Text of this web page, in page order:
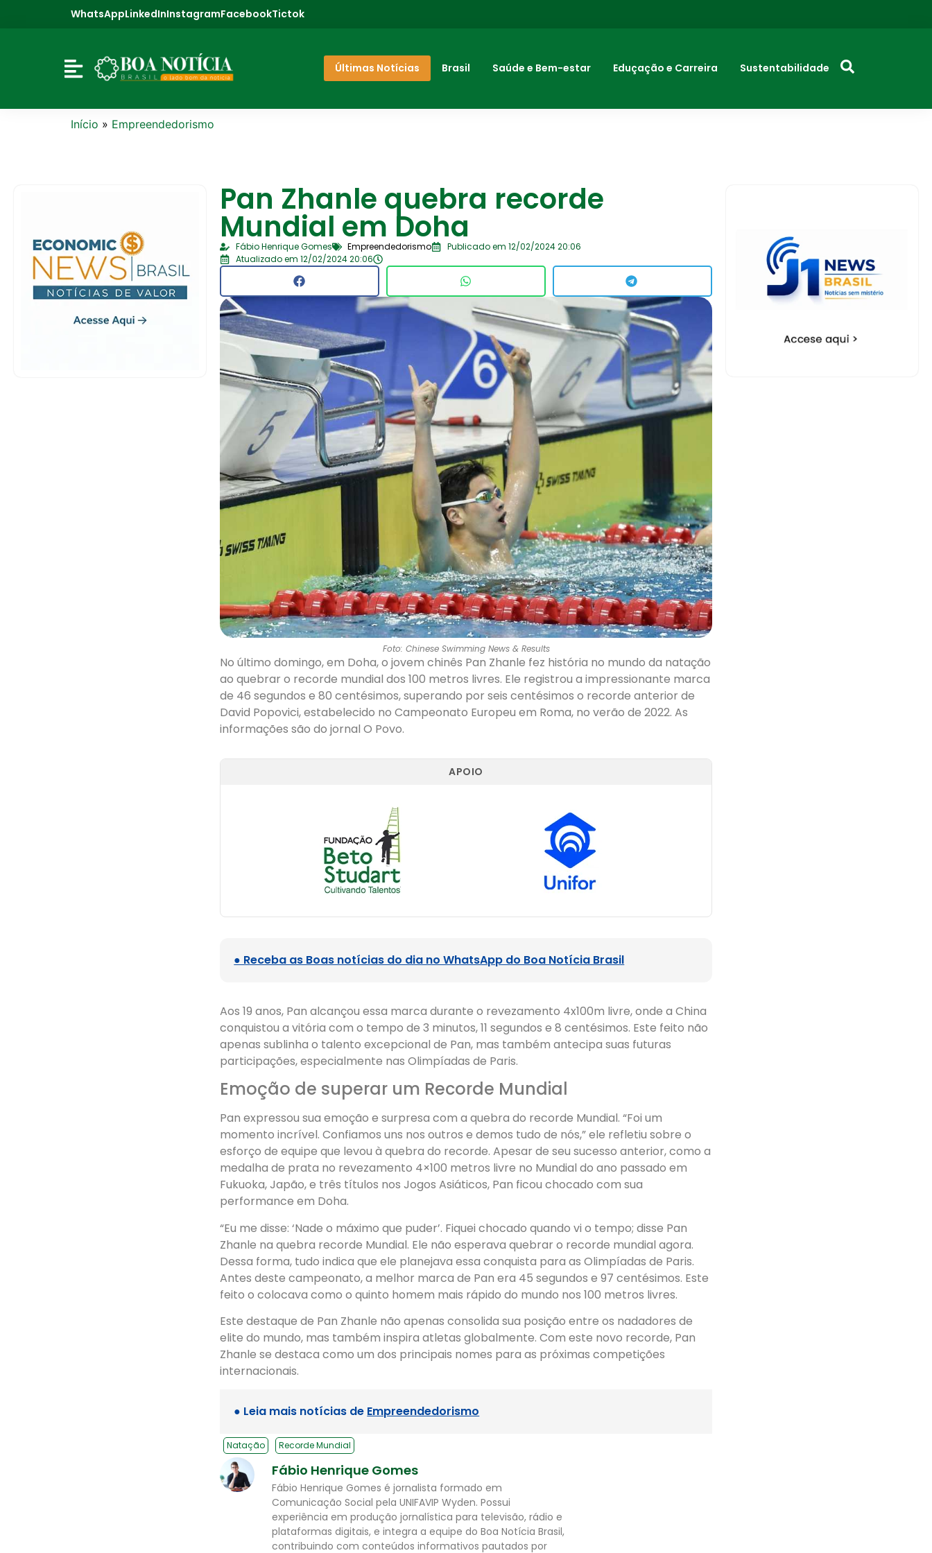
WhatsAppLinkedInInstagramFacebookTictok
Últimas Notícias Brasil Saúde e Bem-estar Eduçação e Carreira Sustentabilidade
Início » Empreendedorismo
Pan Zhanle quebra recorde
Mundial em Doha
Fábio Henrique Gomes Empreendedorismo
Publicado em 12/02/2024 20:06
Atualizado em 12/02/2024 20:06
Foto: Chinese Swimming News & Results
No último domingo, em Doha, o jovem chinês Pan Zhanle fez história no mundo da natação
ao quebrar o recorde mundial dos 100 metros livres. Ele registrou a impressionante marca
de 46 segundos e 80 centésimos, superando por seis centésimos o recorde anterior de
David Popovici, estabelecido no Campeonato Europeu em Roma, no verão de 2022. As
informações são do jornal O Povo.
APOIO
● Receba as Boas notícias do dia no WhatsApp do Boa Notícia Brasil
Aos 19 anos, Pan alcançou essa marca durante o revezamento 4x100m livre, onde a China
conquistou a vitória com o tempo de 3 minutos, 11 segundos e 8 centésimos. Este feito não
apenas sublinha o talento excepcional de Pan, mas também antecipa suas futuras
participações, especialmente nas Olimpíadas de Paris.
Emoção de superar um Recorde Mundial
Pan expressou sua emoção e surpresa com a quebra do recorde Mundial. “Foi um
momento incrível. Confiamos uns nos outros e demos tudo de nós,” ele refletiu sobre o
esforço de equipe que levou à quebra do recorde. Apesar de seu sucesso anterior, como a
medalha de prata no revezamento 4×100 metros livre no Mundial do ano passado em
Fukuoka, Japão, e três títulos nos Jogos Asiáticos, Pan ficou chocado com sua
performance em Doha.
“Eu me disse: ‘Nade o máximo que puder’. Fiquei chocado quando vi o tempo; disse Pan
Zhanle na quebra recorde Mundial. Ele não esperava quebrar o recorde mundial agora.
Dessa forma, tudo indica que ele planejava essa conquista para as Olimpíadas de Paris.
Antes deste campeonato, a melhor marca de Pan era 45 segundos e 97 centésimos. Este
feito o colocava como o quinto homem mais rápido do mundo nos 100 metros livres.
Este destaque de Pan Zhanle não apenas consolida sua posição entre os nadadores de
elite do mundo, mas também inspira atletas globalmente. Com este novo recorde, Pan
Zhanle se destaca como um dos principais nomes para as próximas competições
internacionais.
● Leia mais notícias de Empreendedorismo
Natação Recorde Mundial
Fábio Henrique Gomes
Fábio Henrique Gomes é jornalista formado em
Comunicação Social pela UNIFAVIP Wyden. Possui
experiência em produção jornalística para televisão, rádio e
plataformas digitais, e integra a equipe do Boa Notícia Brasil,
contribuindo com conteúdos informativos pautados por